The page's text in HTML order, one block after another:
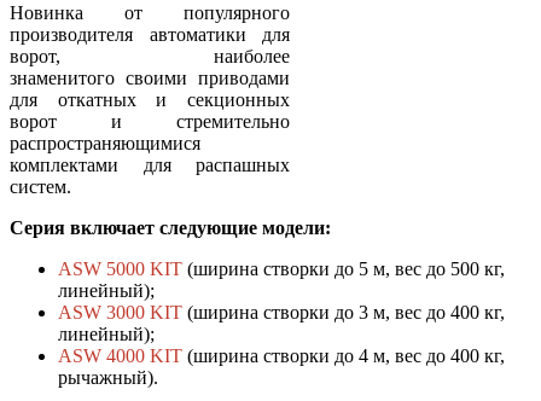
Новинка от популярного
производителя автоматики для
ворот, наиболее
знаменитого своими приводами
для откатных и секционных
ворот и стремительно
распространяющимися
комплектами для распашных
систем.
Серия включает следующие модели:
ASW 5000 KIT (ширина створки до 5 м, вес до 500 кг,
линейный);
ASW 3000 KIT (ширина створки до 3 м, вес до 400 кг,
линейный);
ASW 4000 KIT (ширина створки до 4 м, вес до 400 кг,
рычажный).